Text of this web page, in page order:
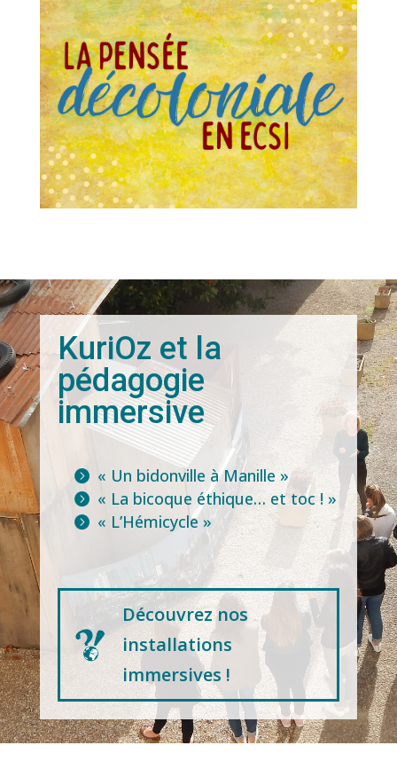
KuriOz et la
pédagogie
immersive
« Un bidonville à Manille »
« La bicoque éthique… et toc ! »
« L’Hémicycle »
Découvrez nos
installations
immersives !